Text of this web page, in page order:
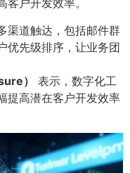
客户开发效率。
渠道触达，包括邮件群
优先级排序，让业务团
）
表示，数字化工
提高潜在客户开发效率